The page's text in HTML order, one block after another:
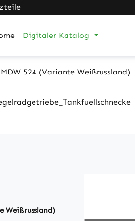
Digitaler Katalog
MDW 524 (Variante Weißrussland)
Weißrussland)